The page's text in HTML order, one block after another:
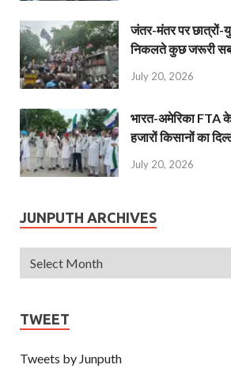
जंतर-मंतर पर
निकलते कुछ जरूरी
July 20, 2026
भारत-अमेरिका FTA
हजारों किसानों का
July 20, 2026
JUNPUTH ARCHIVES
TWEET
Tweets by Junputh